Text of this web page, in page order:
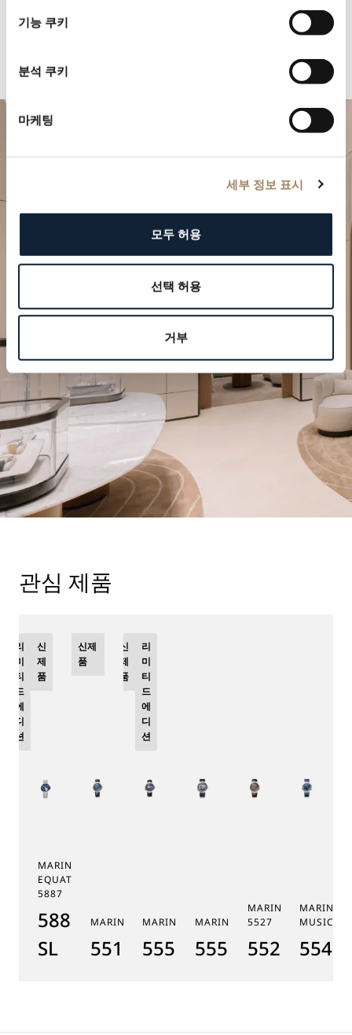
기능 쿠키
분석 쿠키
마케팅
세부 정보 표시
모두 허용
선택 허용
거부
특별한 순간을 계획하세요
브레게의 시계 작품을 부티크에서 만나보십시오.
방문 예약하기
관심 제품
MARINE TOURBILLON
EQUATION MARCHANTE
5887
5887PT/YS/PW0
SL
리
미
티
드
에
디
션
신
제
품
MARINE 5517
5517BR/Y2/9ZU
신제
품
MARINE HORA MUNDI 5555
5555BH/YS/9WV
신
제
품
리
미
티
드
에
디
션
MARINE HORA MUNDI 5557
5557BR/YS/5WV
MARINE
5527
5527BR/
MARINE